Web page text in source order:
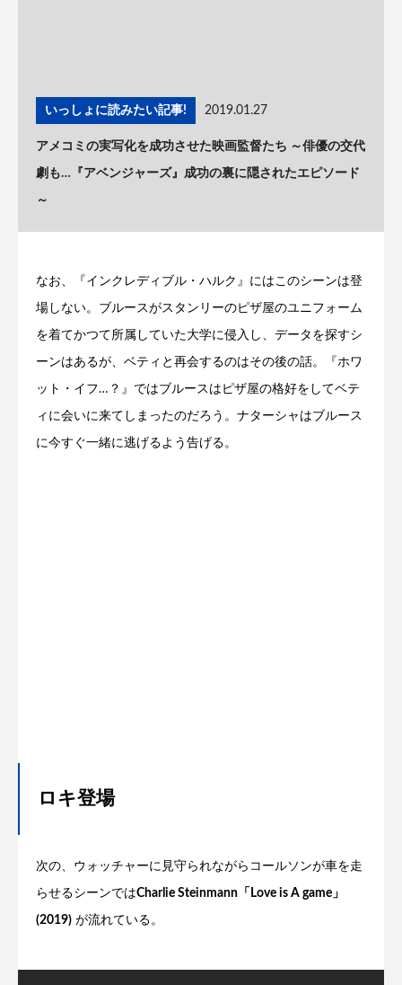
いっしょに読みたい記事! 2019.01.27
アメコミの実写化を成功させた映画監督たち ～俳優の交代
劇も…『アベンジャーズ』成功の裏に隠されたエピソード
～
なお、『インクレディブル・ハルク』にはこのシーンは登
場しない。ブルースがスタンリーのピザ屋のユニフォーム
を着てかつて所属していた大学に侵入し、データを探すシ
ーンはあるが、ベティと再会するのはその後の話。『ホワ
ット・イフ…？』ではブルースはピザ屋の格好をしてベテ
ィに会いに来てしまったのだろう。ナターシャはブルース
に今すぐ一緒に逃げるよう告げる。
ロキ登場
次の、ウォッチャーに見守られながらコールソンが車を走
らせるシーンではCharlie Steinmann「Love is A game」
(2019) が流れている。